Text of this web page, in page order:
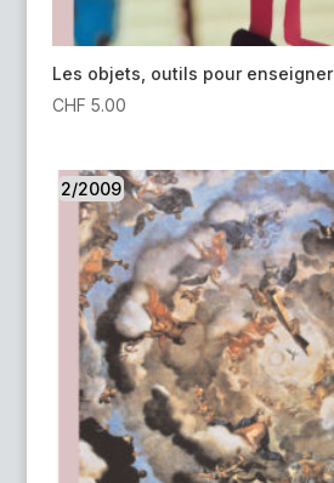
Les objets, outils pour enseigner
CHF 5.00
2/2009